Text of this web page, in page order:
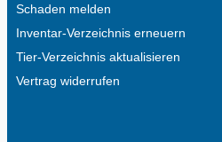
Schaden melden
Inventar-Verzeichnis erneuern
Tier-Verzeichnis aktualisieren
Vertrag widerrufen